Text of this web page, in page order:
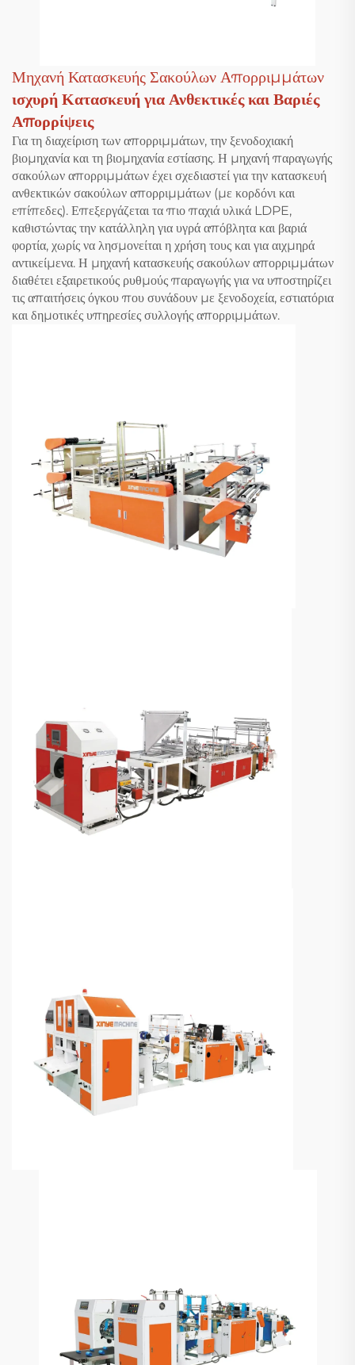
Μηχανή Κατασκευής Σακούλων Απορριμμάτων
ισχυρή Κατασκευή για Ανθεκτικές και Βαριές
Απορρίψεις
Για τη διαχείριση των απορριμμάτων, την ξενοδοχιακή
βιομηχανία και τη βιομηχανία εστίασης. Η μηχανή παραγωγής
σακούλων απορριμμάτων έχει σχεδιαστεί για την κατασκευή
ανθεκτικών σακούλων απορριμμάτων (με κορδόνι και
επίπεδες). Επεξεργάζεται τα πιο παχιά υλικά LDPE,
καθιστώντας την κατάλληλη για υγρά απόβλητα και βαριά
φορτία, χωρίς να λησμονείται η χρήση τους και για αιχμηρά
αντικείμενα. Η μηχανή κατασκευής σακούλων απορριμμάτων
διαθέτει εξαιρετικούς ρυθμούς παραγωγής για να υποστηρίζει
τις απαιτήσεις όγκου που συνάδουν με ξενοδοχεία, εστιατόρια
και δημοτικές υπηρεσίες συλλογής απορριμμάτων.